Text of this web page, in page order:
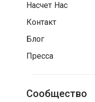
Насчет Нас
Контакт
Блог
Пресса
Сообщество